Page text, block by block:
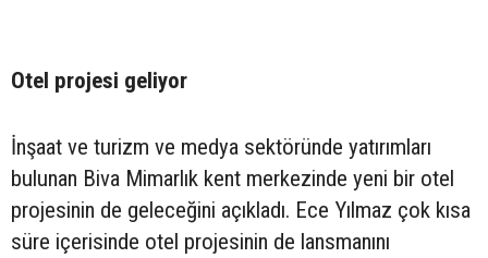
Otel projesi geliyor
İnşaat ve turizm ve medya sektöründe yatırımları
bulunan Biva Mimarlık kent merkezinde yeni bir otel
projesinin de geleceğini açıkladı. Ece Yılmaz çok kısa
süre içerisinde otel projesinin de lansmanını